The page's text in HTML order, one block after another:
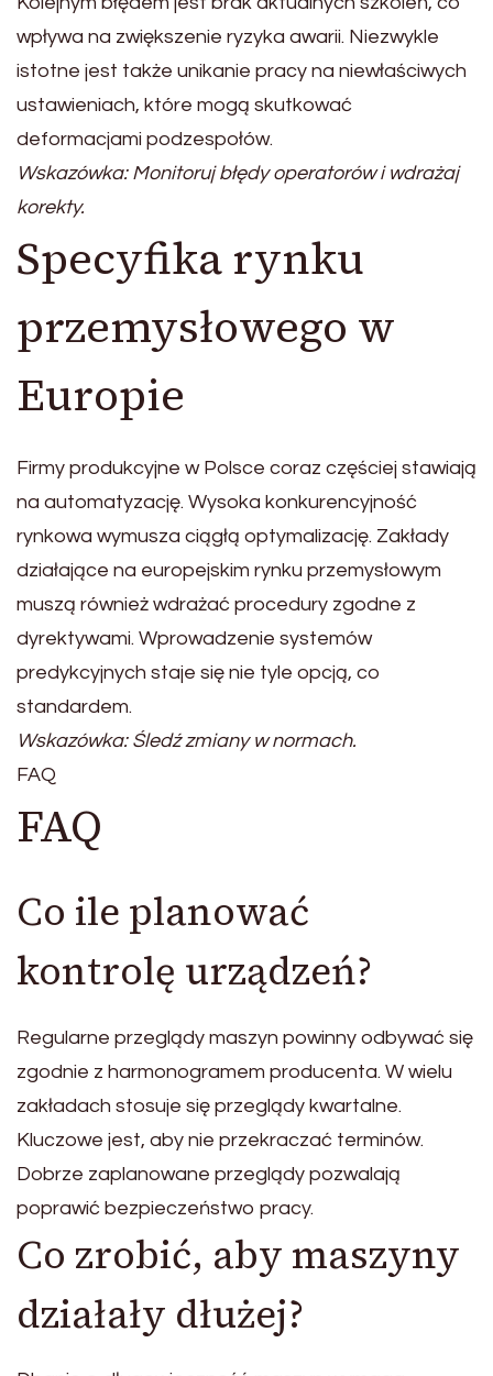
wpływa na zwiększenie ryzyka awarii. Niezwykle
istotne jest także unikanie pracy na niewłaściwych
ustawieniach, które mogą skutkować
deformacjami podzespołów.
Wskazówka: Monitoruj błędy operatorów i wdrażaj
korekty.
Specyfika rynku
przemysłowego w
Europie
Firmy produkcyjne w Polsce coraz częściej stawiają
na automatyzację. Wysoka konkurencyjność
rynkowa wymusza ciągłą optymalizację. Zakłady
działające na europejskim rynku przemysłowym
muszą również wdrażać procedury zgodne z
dyrektywami. Wprowadzenie systemów
predykcyjnych staje się nie tyle opcją, co
standardem.
Wskazówka: Śledź zmiany w normach.
FAQ
FAQ
Co ile planować
kontrolę urządzeń?
Regularne przeglądy maszyn powinny odbywać się
zgodnie z harmonogramem producenta. W wielu
zakładach stosuje się przeglądy kwartalne.
Kluczowe jest, aby nie przekraczać terminów.
Dobrze zaplanowane przeglądy pozwalają
poprawić bezpieczeństwo pracy.
Co zrobić, aby maszyny
działały dłużej?